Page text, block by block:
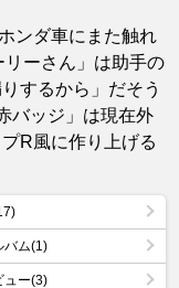
ンダ車にまた触れ
ーさん」は助手の
するから」だそう
バッジ」は現在外
R風に作り上げる
バム(1)
ュー(3)